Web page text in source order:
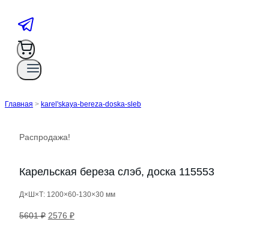
Главная > karel'skaya-bereza-doska-sleb
Распродажа!
Карельская береза слэб, доска 115553
Д×Ш×Т: 1200×60-130×30 мм
5601₽ Первоначальная
2576 ₽Текущая